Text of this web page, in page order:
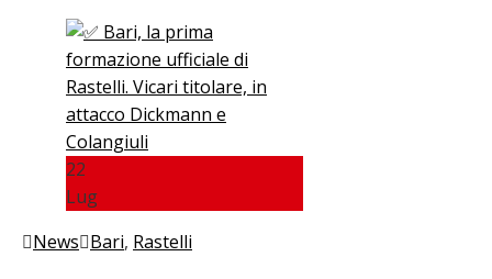
22
Lug
News Bari, Rastelli